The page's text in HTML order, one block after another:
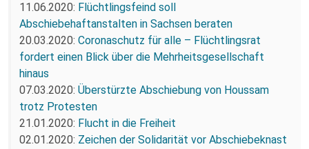
11.06.2020: Flüchtlingsfeind soll
Abschiebehaftanstalten in Sachsen beraten
20.03.2020: Coronaschutz für alle – Flüchtlingsrat
fordert einen Blick über die Mehrheitsgesellschaft
hinaus
07.03.2020: Überstürzte Abschiebung von Houssam
trotz Protesten
21.01.2020: Flucht in die Freiheit
02.01.2020: Zeichen der Solidarität vor Abschiebeknast